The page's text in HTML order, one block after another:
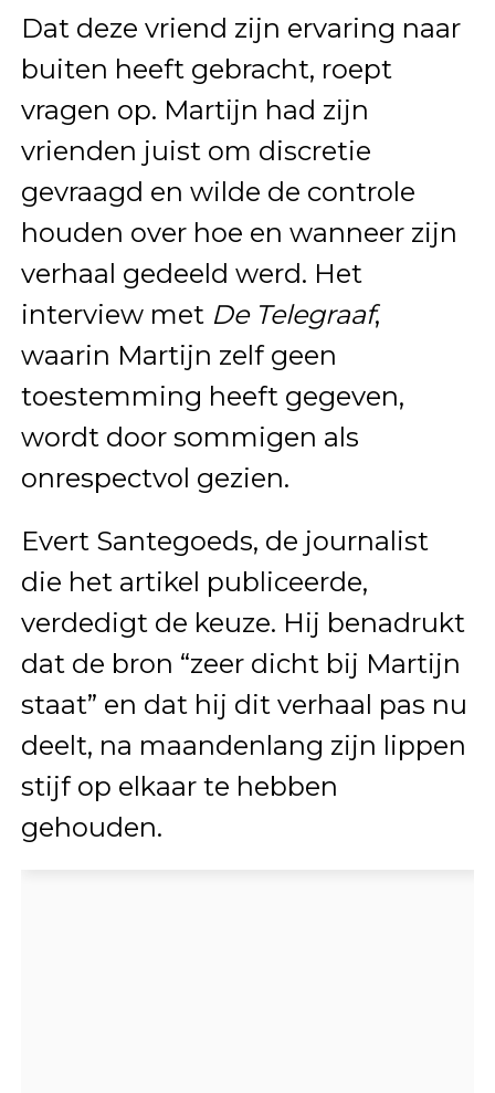
Dat deze vriend zijn ervaring naar
buiten heeft gebracht, roept
vragen op. Martijn had zijn
vrienden juist om discretie
gevraagd en wilde de controle
houden over hoe en wanneer zijn
verhaal gedeeld werd. Het
interview met De Telegraaf,
waarin Martijn zelf geen
toestemming heeft gegeven,
wordt door sommigen als
onrespectvol gezien.
Evert Santegoeds, de journalist
die het artikel publiceerde,
verdedigt de keuze. Hij benadrukt
dat de bron “zeer dicht bij Martijn
staat” en dat hij dit verhaal pas nu
deelt, na maandenlang zijn lippen
stijf op elkaar te hebben
gehouden.